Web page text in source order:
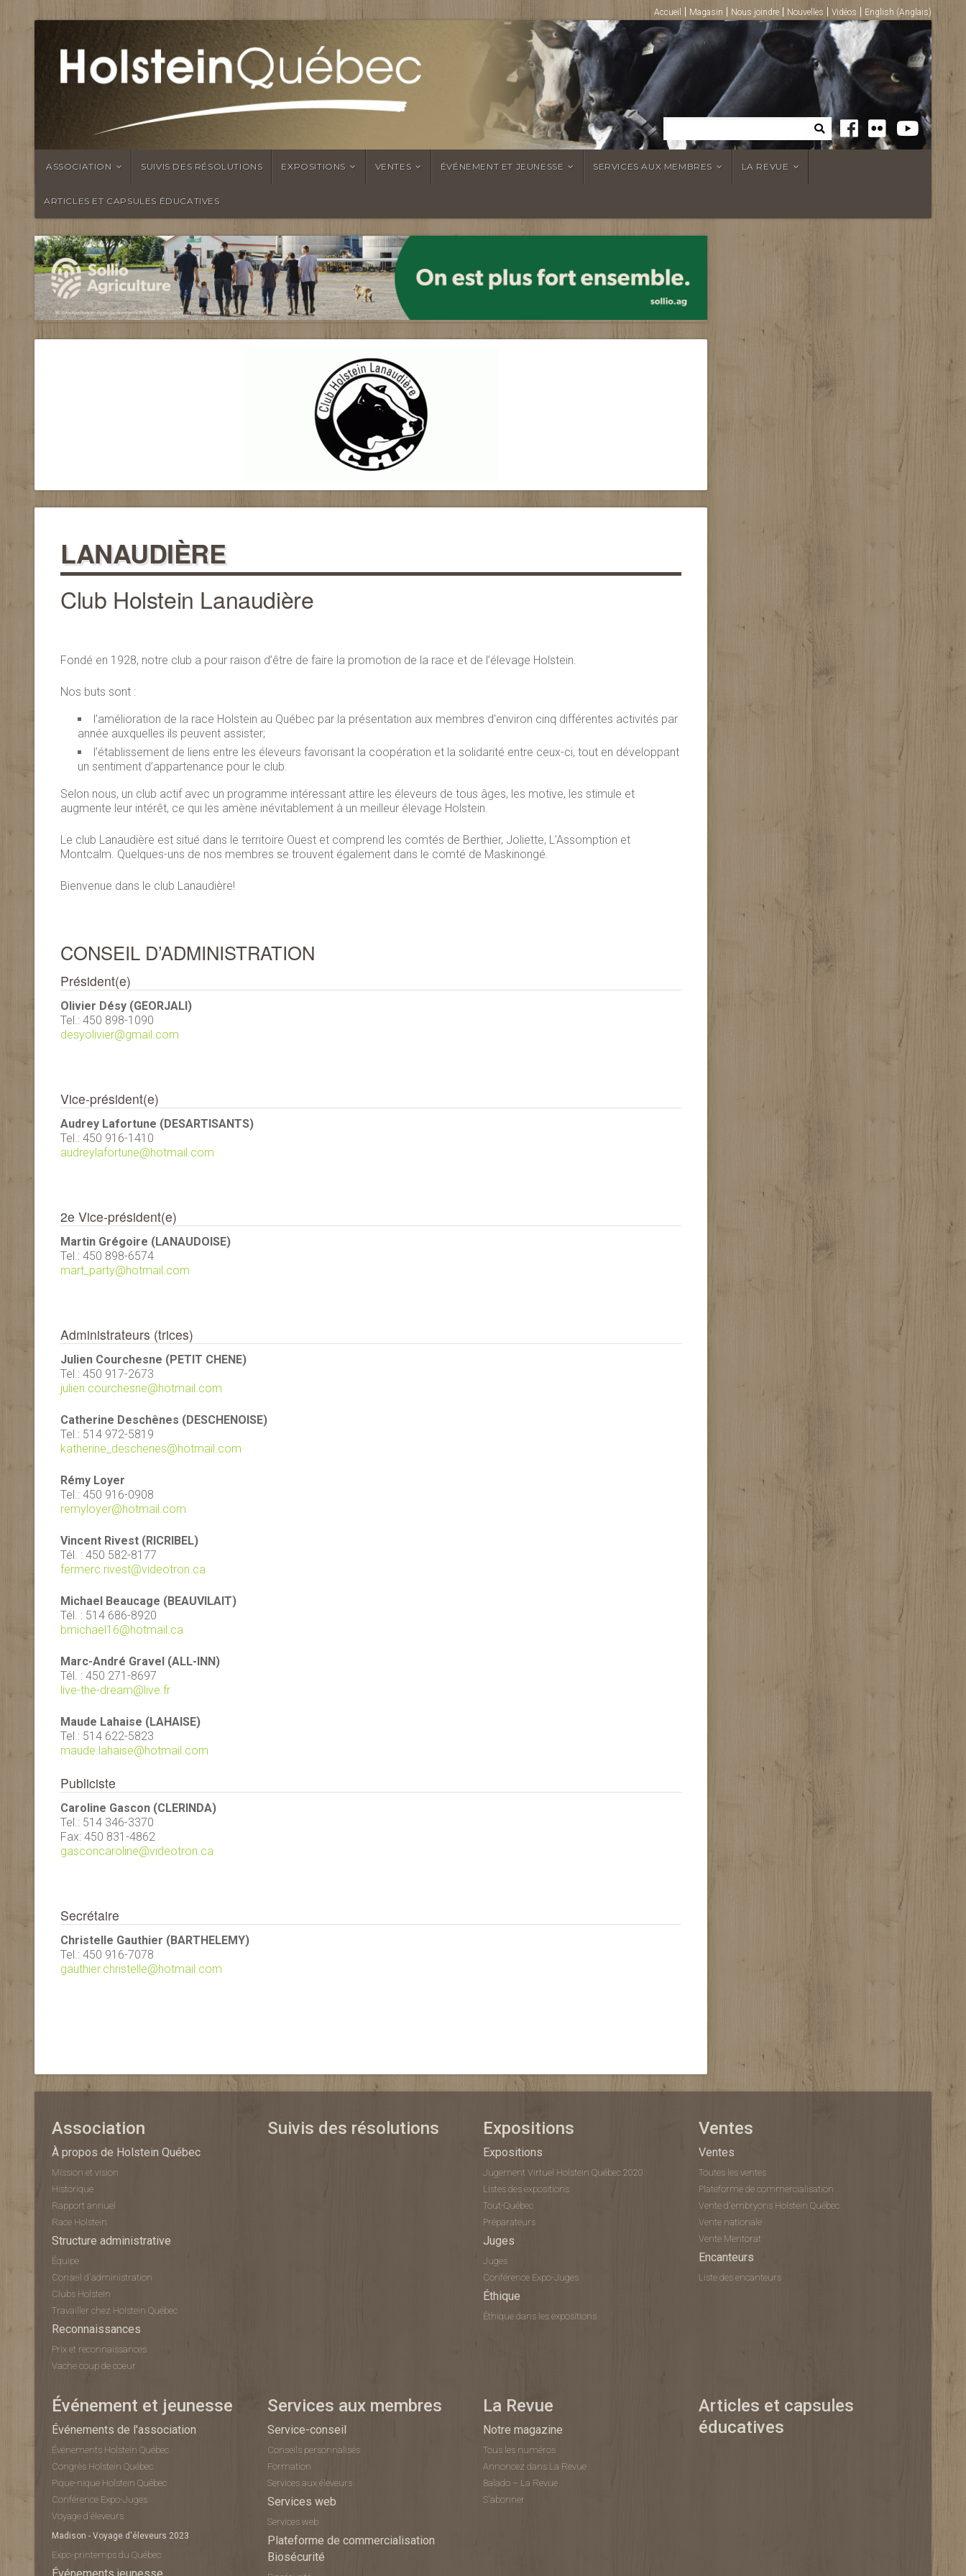
Accueil Magasin Nous joindre Nouvelles Vidéos English (Anglais)
ASSOCIATION SUIVIS DES RÉSOLUTIONS EXPOSITIONS VENTES ÉVÉNEMENT ET JEUNESSE SERVICES AUX MEMBRES LA REVUE
ARTICLES ET CAPSULES ÉDUCATIVES
LANAUDIÈRE
Club Holstein Lanaudière
Fondé en 1928, notre club a pour raison d’être de faire la promotion de la race et de l’élevage Holstein.
Nos buts sont :
l’amélioration de la race Holstein au Québec par la présentation aux membres d’environ cinq différentes activités par
année auxquelles ils peuvent assister;
l’établissement de liens entre les éleveurs favorisant la coopération et la solidarité entre ceux-ci, tout en développant
un sentiment d’appartenance pour le club.
Selon nous, un club actif avec un programme intéressant attire les éleveurs de tous âges, les motive, les stimule et
augmente leur intérêt, ce qui les amène inévitablement à un meilleur élevage Holstein.
Le club Lanaudière est situé dans le territoire Ouest et comprend les comtés de Berthier, Joliette, L’Assomption et
Montcalm. Quelques-uns de nos membres se trouvent également dans le comté de Maskinongé.
Bienvenue dans le club Lanaudière!
CONSEIL D’ADMINISTRATION
Président(e)
Olivier Désy (GEORJALI)
Tel.: 450 898-1090
desyolivier@gmail.com
Vice-président(e)
Audrey Lafortune (DESARTISANTS)
Tel.: 450 916-1410
audreylafortune@hotmail.com
2e Vice-président(e)
Martin Grégoire (LANAUDOISE)
Tel.: 450 898-6574
mart_party@hotmail.com
Administrateurs (trices)
Julien Courchesne (PETIT CHENE)
Tel.: 450 917-2673
julien.courchesne@hotmail.com
Catherine Deschênes (DESCHENOISE)
Tel.: 514 972-5819
katherine_deschenes@hotmail.com
Rémy Loyer
Tel.: 450 916-0908
remyloyer@hotmail.com
Vincent Rivest (RICRIBEL)
Tél. : 450 582-8177
fermerc.rivest@videotron.ca
Michael Beaucage (BEAUVILAIT)
Tél. : 514 686-8920
bmichael16@hotmail.ca
Marc-André Gravel (ALL-INN)
Tél. : 450 271-8697
live-the-dream@live.fr
Maude Lahaise (LAHAISE)
Tel.: 514 622-5823
maude.lahaise@hotmail.com
Publiciste
Caroline Gascon (CLERINDA)
Tel.: 514 346-3370
Fax: 450 831-4862
gasconcaroline@videotron.ca
Secrétaire
Christelle Gauthier (BARTHELEMY)
Tel.: 450 916-7078
gauthier.christelle@hotmail.com
Association
À propos de Holstein Québec
Mission et vision
Historique
Rapport annuel
Race Holstein
Structure administrative
Équipe
Conseil d'administration
Clubs Holstein
Travailler chez Holstein Québec
Reconnaissances
Prix et reconnaissances
Vache coup de coeur
Suivis des résolutions Expositions
Expositions
Jugement Virtuel Holstein Québec 2020
Listes des expositions
Tout-Québec
Préparateurs
Juges
Juges
Conférence Expo-Juges
Éthique
Éthique dans les expositions
Ventes
Ventes
Toutes les ventes
Plateforme de commercialisation
Vente d'embryons Holstein Québec
Vente nationale
Vente Mentorat
Encanteurs
Liste des encanteurs
Événement et jeunesse
Événements de l'association
Événements Holstein Québec
Congrès Holstein Québec
Pique-nique Holstein Québec
Conférence Expo-Juges
Voyage d'éleveurs
Madison - Voyage d'éleveurs 2023
Expo-printemps du Québec
Services aux membres
Service-conseil
Conseils personnalisés
Formation
Services aux éleveurs
Services web
Services web
Plateforme de commercialisation
Biosécurité
La Revue
Notre magazine
Tous les numéros
Annoncez dans La Revue
Balado – La Revue
S'abonner
Articles et capsules
éducatives